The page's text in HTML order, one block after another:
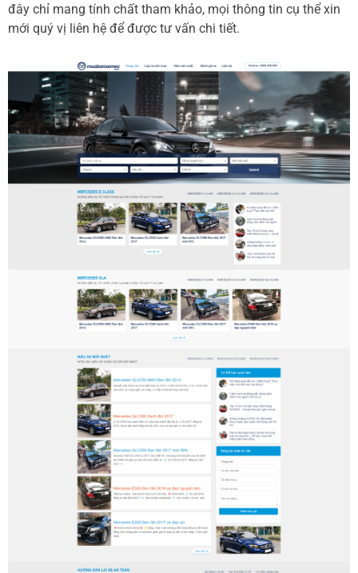
đây chỉ mang tính chất tham khảo, mọi thông tin cụ thể xin
mới quý vị liên hệ để được tư vấn chi tiết.